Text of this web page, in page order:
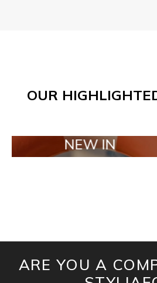
OUR
NEW IN
ARE YOU A